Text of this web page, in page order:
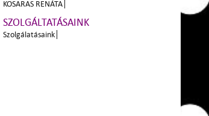
KOSARAS RENÁTA
SZOLGÁLTATÁSAINK
Szolgálatásaink